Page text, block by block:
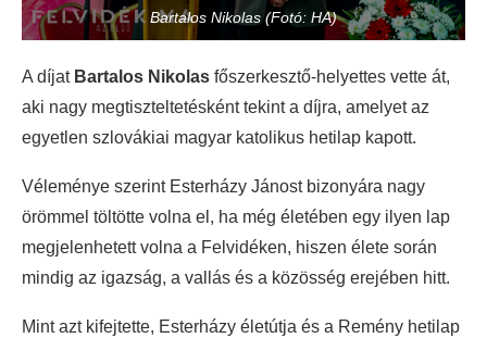
Bartalos Nikolas (Fotó: HA)
A díjat Bartalos Nikolas főszerkesztő-helyettes vette át,
aki nagy megtiszteltetésként tekint a díjra, amelyet az
egyetlen szlovákiai magyar katolikus hetilap kapott.
Véleménye szerint Esterházy Jánost bizonyára nagy
örömmel töltötte volna el, ha még életében egy ilyen lap
megjelenhetett volna a Felvidéken, hiszen élete során
mindig az igazság, a vallás és a közösség erejében hitt.
Mint azt kifejtette, Esterházy életútja és a Remény hetilap